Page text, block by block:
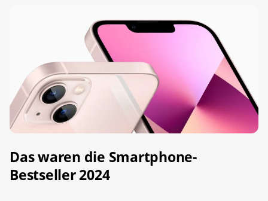
Das waren die Smartphone-
Bestseller 2024